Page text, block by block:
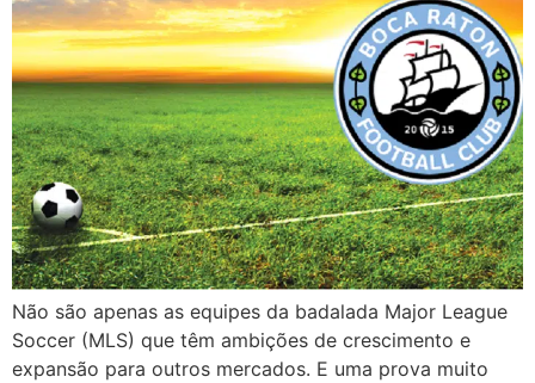
Não são apenas as equipes da badalada Major League
Soccer (MLS) que têm ambições de crescimento e
expansão para outros mercados. E uma prova muito